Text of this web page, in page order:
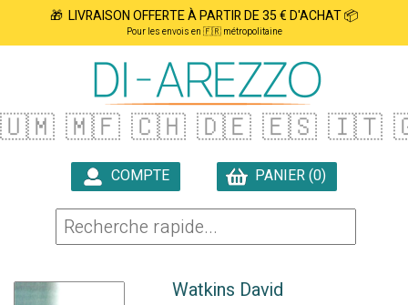
🎁 LIVRAISON OFFERTE À PARTIR DE 35 € D'ACHAT 📦
Pour les envois en 🇫🇷 métropolitaine
🇺🇲 🇲🇫 🇨🇭 🇩🇪 🇪🇸 🇮🇹
COMPTE
PANIER (0)
Watkins David